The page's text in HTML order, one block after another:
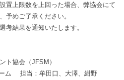
置上限数を上回った場合、弊協会にて
予めご了承ください。
考結果を通知いたします。
ト協会（JFSM）
ム 担当：牟田口、大澤、紺野